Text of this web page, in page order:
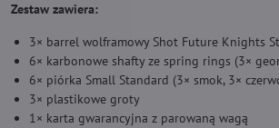
Zestaw zawiera:
3× barrel wolframowy Shot Future Knights
6× karbonowe shafty ze spring rings (3×
6× piórka Small Standard (3× smok, 3×
3× plastikowe groty
1× karta gwarancyjna z parowaną wagą